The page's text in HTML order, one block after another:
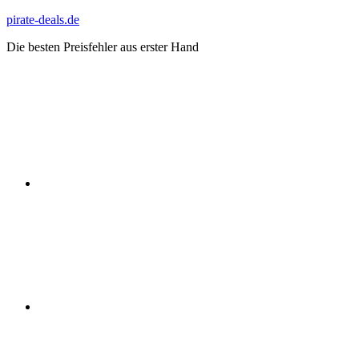
Zum
springen
pirate-deals.de
Die besten Preisfehler aus erster Hand